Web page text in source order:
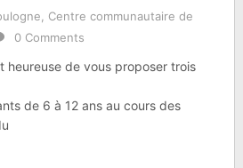
Centre communautaire de
0 Comments
heureuse de vous proposer trois
de 6 à 12 ans au cours des